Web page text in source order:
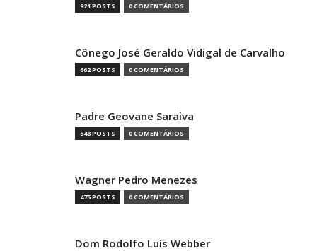
921 POSTS 0 COMENTÁRIOS
Cônego José Geraldo Vidigal de Carvalho
662 POSTS 0 COMENTÁRIOS
Padre Geovane Saraiva
548 POSTS 0 COMENTÁRIOS
Wagner Pedro Menezes
475 POSTS 0 COMENTÁRIOS
Dom Rodolfo Luís Webber